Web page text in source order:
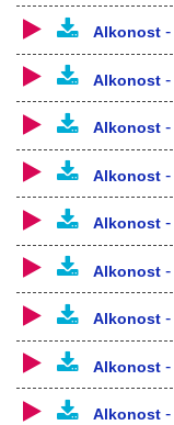
Alkonost -
Alkonost -
Alkonost -
Alkonost -
Alkonost -
Alkonost -
Alkonost -
Alkonost -
Alkonost -